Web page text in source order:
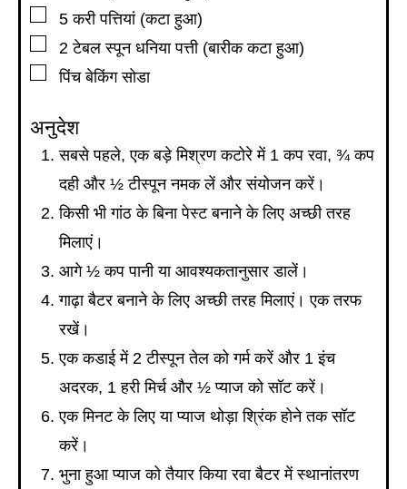
▢
5 करी पत्तियां (कटा हुआ)
▢
2 टेबल स्पून धनिया पत्ती (बारीक कटा हुआ)
▢
पिंच बेकिंग सोडा
अनुदेश
सबसे पहले, एक बड़े मिश्रण कटोरे में 1 कप रवा, ¾ कप
दही और ½ टीस्पून नमक लें और संयोजन करें।
किसी भी गांठ के बिना पेस्ट बनाने के लिए अच्छी तरह
मिलाएं।
आगे ½ कप पानी या आवश्यकतानुसार डालें।
गाढ़ा बैटर बनाने के लिए अच्छी तरह मिलाएं। एक तरफ
रखें।
एक कडाई में 2 टीस्पून तेल को गर्म करें और 1 इंच
अदरक, 1 हरी मिर्च और ½ प्याज को सॉट करें।
एक मिनट के लिए या प्याज थोड़ा श्रिंक होने तक सॉट
करें।
भुना हुआ प्याज को तैयार किया रवा बैटर में स्थानांतरण